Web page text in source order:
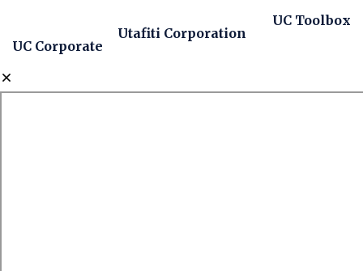
UC Toolbox
Utafiti Corporation
UC Corporate